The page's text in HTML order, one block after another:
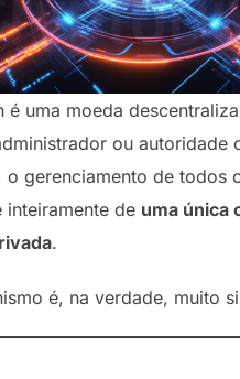
é uma moeda
ou autoridade
o gerenciamento de todos
inteiramente de uma única
.
é, na verdade, muito